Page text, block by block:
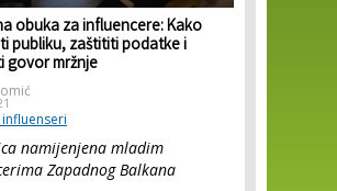
obuka za influencere: Kako
publiku, zaštititi podatke i
govor mržnje
namijenjena mladim
Zapadnog Balkana